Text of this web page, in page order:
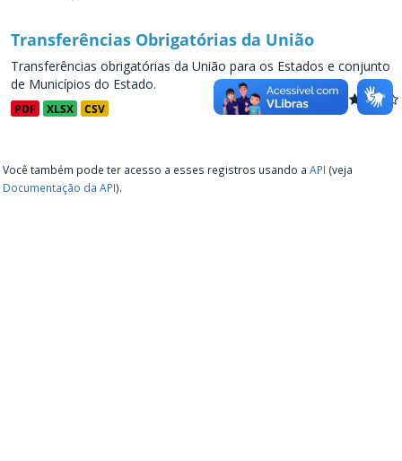
Transferências Obrigatórias da União
Transferências obrigatórias da União para os Estados e conjunto
de Municípios do Estado.
PDF XLSX CSV
Você também pode ter acesso a esses registros usando a API (veja
Documentação da API).